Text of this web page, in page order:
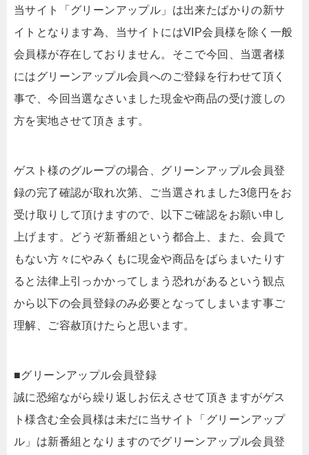
当サイト「グリーンアップル」は出来たばかりの新サ
イトとなります為、当サイトにはVIP会員様を除く一般
会員様が存在しておりません。そこで今回、当選者様
にはグリーンアップル会員へのご登録を行わせて頂く
事で、今回当選なさいました現金や商品の受け渡しの
方を実地させて頂きます。
ゲスト様のグループの場合、グリーンアップル会員登
録の完了確認が取れ次第、ご当選されました3億円をお
受け取りして頂けますので、以下ご確認をお願い申し
上げます。どうぞ新番組という都合上、また、会員で
もない方々にやみくもに現金や商品をばらまいたりす
ると法律上引っかかってしまう恐れがあるという観点
から以下の会員登録のみ必要となってしまいます事ご
理解、ご容赦頂けたらと思います。
■グリーンアップル会員登録
誠に恐縮ながら繰り返しお伝えさせて頂きますがゲス
ト様含む全会員様は未だに当サイト「グリーンアップ
ル」は新番組となりますのでグリーンアップル会員登